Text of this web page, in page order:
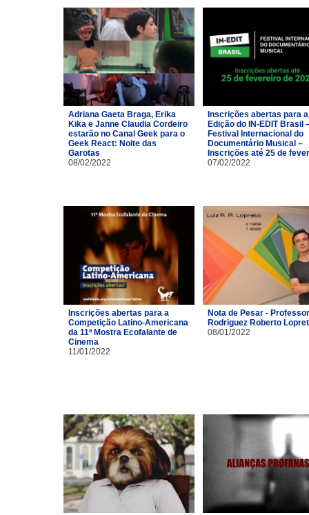
Adriana Gaeta Braga, Erika
Kika e Janne Claudia Cordeiro
estarão no Canal Geek para o
Geek React: Noite das
Garotas
08/02/2022
Inscrições abertas para a
Edição do IN-EDIT Brasil
Festival Internacional do
Documentário Musical –
Inscrições até 25 de
07/02/2022
Inscrições abertas para a
Competição Latino-Americana
da 11ª Mostra Ecofalante de
Cinema
11/01/2022
Nota de Pesar -
Rodriguez Roberto
08/01/2022